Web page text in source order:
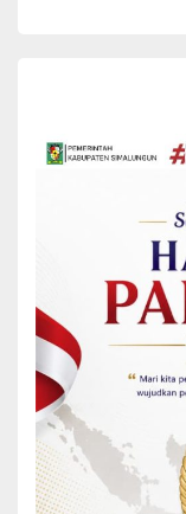
Adapun Sasaran fisik
sepanjang 2.495
pengerasan jalan
rehabilitasi Rumah
Pangan (Hanpang) 2
penanaman pohon
Kakus (MCK) 1 titik.
Sementara itu,
Kebangsaan
(kantibmas),
keluarga berencana
kesehatan posyandu,
Medis (PTM).